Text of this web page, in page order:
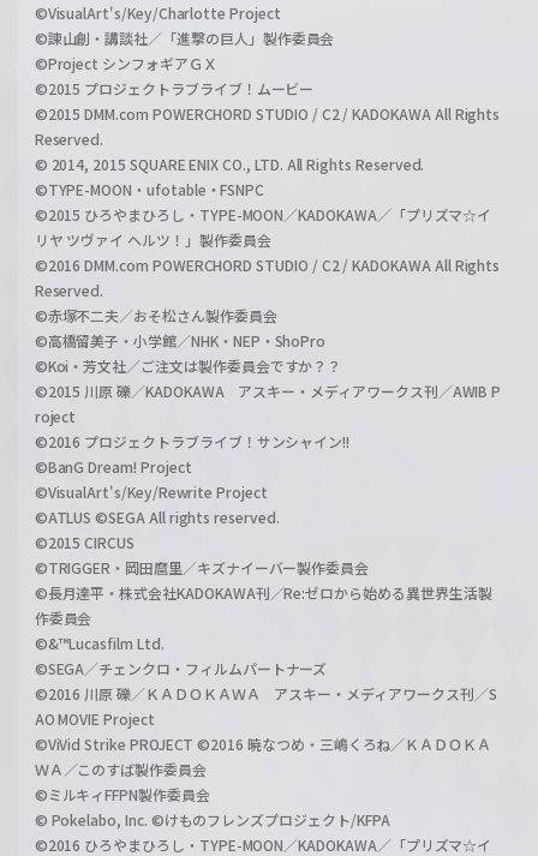
©VisualArt's/Key/Charlotte Project
©諫山創・講談社／「進撃の巨人」製作委員会
©Project シンフォギアＧＸ
©2015 プロジェクトラブライブ！ムービー
©2015 DMM.com POWERCHORD STUDIO / C2 / KADOKAWA All Rights
Reserved.
© 2014, 2015 SQUARE ENIX CO., LTD. All Rights Reserved.
©TYPE-MOON・ufotable・FSNPC
©2015 ひろやまひろし・TYPE-MOON／KADOKAWA／「プリズマ☆イ
リヤ ツヴァイ ヘルツ！」製作委員会
©2016 DMM.com POWERCHORD STUDIO / C2 / KADOKAWA All Rights
Reserved.
©赤塚不二夫／おそ松さん製作委員会
©高橋留美子・小学館／NHK・NEP・ShoPro
©Koi・芳文社／ご注文は製作委員会ですか？？
©2015 川原 礫／KADOKAWA アスキー・メディアワークス刊／AWIB P
roject
©2016 プロジェクトラブライブ！サンシャイン!!
©BanG Dream! Project
©VisualArt's/Key/Rewrite Project
©ATLUS ©SEGA All rights reserved.
©2015 CIRCUS
©TRIGGER・岡田麿里／キズナイーバー製作委員会
©長月達平・株式会社KADOKAWA刊／Re:ゼロから始める異世界生活製
作委員会
©&™Lucasfilm Ltd.
©SEGA／チェンクロ・フィルムパートナーズ
©2016 川原 礫／ＫＡＤＯＫＡＷＡ アスキー・メディアワークス刊／S
AO MOVIE Project
©ViVid Strike PROJECT ©2016 暁なつめ・三嶋くろね／ＫＡＤＯＫＡ
ＷＡ／このすば製作委員会
©ミルキィFFPN製作委員会
© Pokelabo, Inc. ©けものフレンズプロジェクト/KFPA
©2016 ひろやまひろし・TYPE-MOON／KADOKAWA／「プリズマ☆イ